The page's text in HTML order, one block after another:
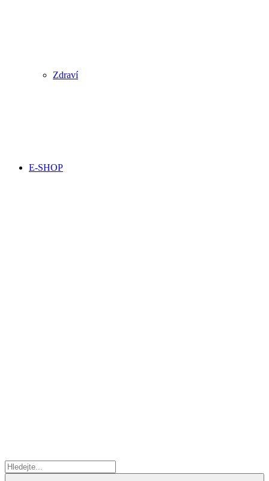
Zdraví
E-SHOP